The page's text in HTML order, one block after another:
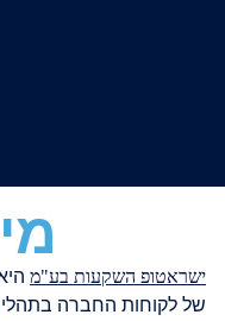
מי
ישראטופ השקעות בע"מ
של לקוחות החברה